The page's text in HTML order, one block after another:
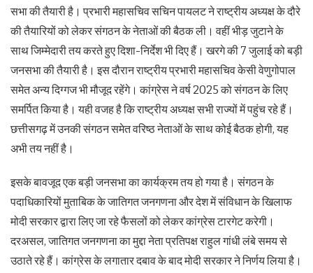
सभा की तैयारी है। प्रभारी महासचिव सचिन पायलट ने राष्ट्रीय अध्यक्ष के दौरे
की तैयारियों को लेकर संगठन के नेताओं की बैठक ली। वहीं भीड़ जुटाने के
साथ जिम्मेदारी तय करते हुए दिशा-निर्देश भी दिए हैं। खरगे की 7 जुलाई को बड़ी
जनसभा की तैयारी है। इस दौरान राष्ट्रीय प्रभारी महासचिव केसी वेणुगोपाल
समेत अन्य दिग्गज भी मौजूद रहेंगे। कांग्रेस ने वर्ष 2025 को संगठन के लिए
समर्पित किया है। यही वजह है कि राष्ट्रीय अध्यक्ष सभी राज्यों में पहुंच रहे हैं।
छत्तीसगढ़ में उनकी संगठन समेत वरिष्ठ नेताओं के साथ कोई बैठक होगी, यह
अभी तय नहीं है।
इसके बावजूद एक बड़ी जनसभा का कार्यक्रम तय हो गया है। संगठन के
पदाधिकारियों मुताबिक के जातिगत जनगणना और देश में संविधान के खिलाफ
मोदी सरकार द्वारा लिए जा रहे फैसलों को लेकर कांग्रेस टारगेट करेगी।
दरअसल, जातिगत जनगणना का मुद्दा नेता प्रतिपक्ष राहुल गांधी लंबे समय से
उठाते रहे हैं। कांग्रेस के लगातार दबाव के बाद मोदी सरकार ने निर्णय लिया है।